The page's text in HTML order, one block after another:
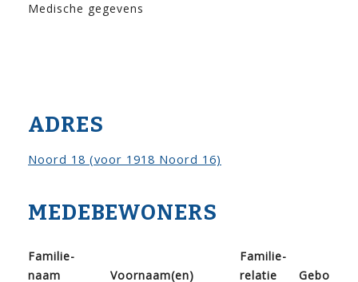
Medische gegevens
ADRES
Noord 18 (voor 1918 Noord 16)
MEDEBEWONERS
Familie­
naam
Voor­naam(en)
Familie­
relatie